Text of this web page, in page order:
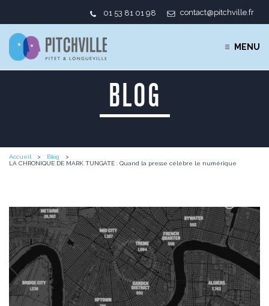
01 53 81 01 98 contact@pitchville.fr
MENU
BLOG
Accueil
Blog
LA CHRONIQUE DE MARK TUNGATE : Quand la presse célèbre le numérique